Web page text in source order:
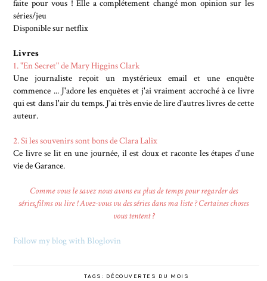
faite pour vous ! Elle a complétement changé mon opinion sur les
séries/jeu
Disponible sur netflix
Livres
1. "En Secret" de Mary Higgins Clark
Une journaliste reçoit un mystérieux email et une enquête
commence ... J'adore les enquêtes et j'ai vraiment accroché à ce livre
qui est dans l'air du temps. J'ai très envie de lire d'autres livres de cette
auteur.
2. Si les souvenirs sont bons de Clara Lalix
Ce livre se lit en une journée, il est doux et raconte les étapes d'une
vie de Garance.
Comme vous le savez nous avons eu plus de temps pour regarder des
séries,films ou lire ! Avez-vous vu des séries dans ma liste ? Certaines choses
vous tentent ?
Follow my blog with Bloglovin
TAGS: DÉCOUVERTES DU MOIS